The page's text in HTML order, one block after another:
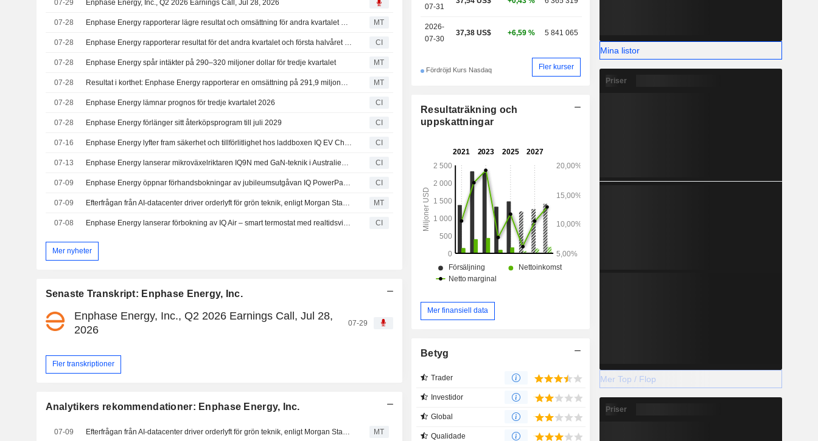
07-29 Enphase Energy, Inc., Q2 2026 Earnings Call, Jul 28, 2026
07-28 Enphase Energy rapporterar lägre resultat och omsättning för andra kvartalet – ger prognos för tredje kvartalet MT
07-28 Enphase Energy rapporterar resultat för det andra kvartalet och första halvåret 2026 CI
07-28 Enphase Energy spår intäkter på 290–320 miljoner dollar för tredje kvartalet MT
07-28 Resultat i korthet: Enphase Energy rapporterar en omsättning på 291,9 miljoner dollar för andra kvartalet – slår förväntningarna MT
07-28 Enphase Energy lämnar prognos för tredje kvartalet 2026 CI
07-28 Enphase Energy förlänger sitt återköpsprogram till juli 2029 CI
07-16 Enphase Energy lyfter fram säkerhet och tillförlitlighet hos laddboxen IQ EV Charger 2 i Europa CI
07-13 Enphase Energy lanserar mikroväxelriktaren IQ9N med GaN-teknik i Australien och Nya Zeeland CI
07-09 Enphase Energy öppnar förhandsbokningar av jubileumsutgåvan IQ PowerPack 1500 CI
07-09 Efterfrågan från AI-datacenter driver orderlyft för grön teknik, enligt Morgan Stanley MT
07-08 Enphase Energy lanserar förbokning av IQ Air – smart termostat med realtidsvisning av solenergi och batteristatus CI
Mer nyheter
Senaste Transkript: Enphase Energy, Inc.
Enphase Energy, Inc., Q2 2026 Earnings Call, Jul 28,
2026
07-29
Fler transkriptioner
Analytikers rekommendationer: Enphase Energy, Inc.
07-09 MT
07-31
2026-
07-30
37,38 US$ +6,59 % 5 841 065
Fördröjd Kurs Nasdaq Fler kurser
Resultaträkning och
uppskattningar
Mer finansiell data
Betyg
Trader
Investidor
Global
Qualidade
Mina listor
Priser
Mer Top / Flop
Priser